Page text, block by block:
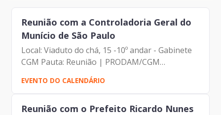
Reunião com a Controladoria Geral do
Munício de São Paulo
Local: Viaduto do chá, 15 -10º andar - Gabinete
CGM Pauta: Reunião | PRODAM/CGM
Participantes: André Tomiatto de Oliveira
(Assessor da Presidência da Prodam) Daniel
Falcão (CGM) Francisco de...
EVENTO DO CALENDÁRIO
Reunião com o Prefeito Ricardo Nunes